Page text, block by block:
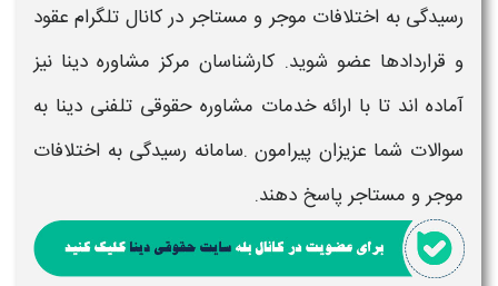
رسیدگی به اختلافات موجر و مستاجر در کانال تلگرام عقود
و قراردادها عضو شوید. کارشناسان مرکز مشاوره دینا نیز
آماده اند تا با ارائه خدمات مشاوره حقوقی تلفنی دینا به
سوالات شما عزیزان پیرامون .سامانه رسیدگی به اختلافات
موجر و مستاجر پاسخ دهند.